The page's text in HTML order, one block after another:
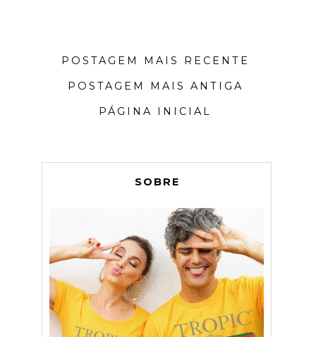
POSTAGEM MAIS RECENTE
POSTAGEM MAIS ANTIGA
PÁGINA INICIAL
SOBRE